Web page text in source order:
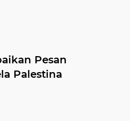
Pesan
Palestina